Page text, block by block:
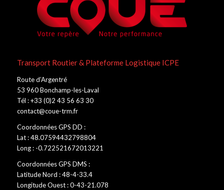
Transport Routier & Plateforme Logistique ICPE
Route d’Argentré
53 960 Bonchamp-les-Laval
Tél : +33 (0)2 43 56 63 30
contact@coue-trm.fr
Coordonnées GPS DD :
Lat : 48.07594432798804
Long : -0.722521672013221
Coordonnées GPS DMS :
Latitude Nord : 48-4-33.4
Longitude Ouest : 0-43-21.078